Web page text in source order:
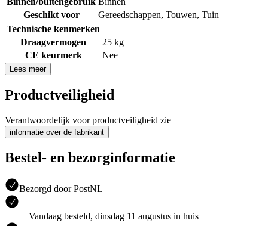
Geschikt voor
Gereedschappen, Touwen, Tuin
Technische kenmerken
Draagvermogen
25 kg
CE keurmerk
Nee
Lees meer
Productveiligheid
Verantwoordelijk voor productveiligheid zie
informatie over de fabrikant
Bestel- en bezorginformatie
Bezorgd door PostNL
Vandaag besteld, dinsdag 11 augustus in huis